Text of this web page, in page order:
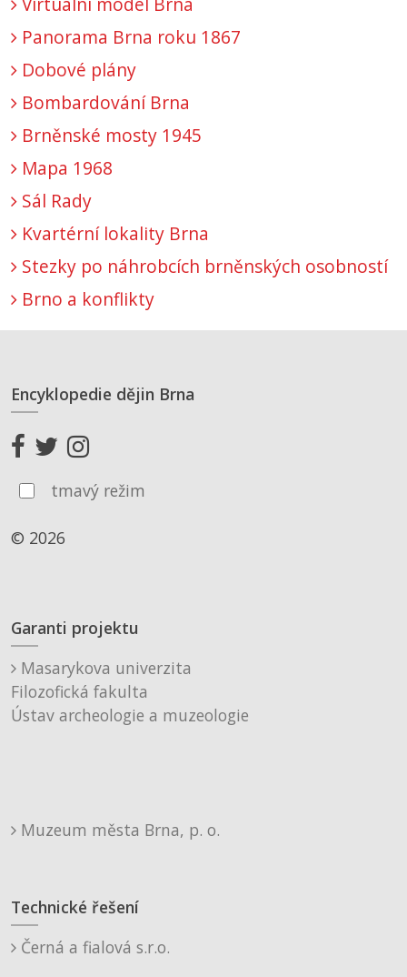
Panorama Brna roku 1867
Dobové plány
Bombardování Brna
Brněnské mosty 1945
Mapa 1968
Sál Rady
Kvartérní lokality Brna
Stezky po náhrobcích brněnských osobností
Brno a konflikty
Encyklopedie dějin Brna
tmavý režim
© 2026
Garanti projektu
Masarykova univerzita
Filozofická fakulta
Ústav archeologie a muzeologie
Muzeum města Brna, p. o.
Technické řešení
Černá a fialová s.r.o.